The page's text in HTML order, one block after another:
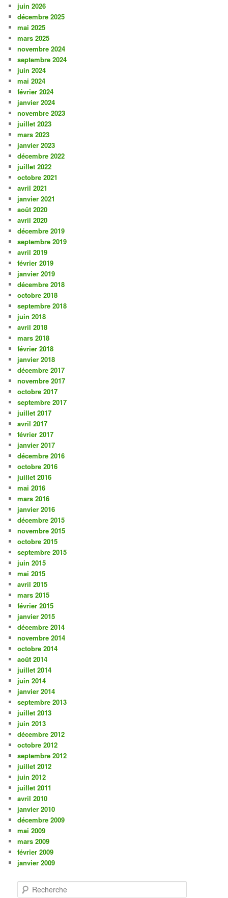
juin 2026
décembre 2025
mai 2025
mars 2025
novembre 2024
septembre 2024
juin 2024
mai 2024
février 2024
janvier 2024
novembre 2023
juillet 2023
mars 2023
janvier 2023
décembre 2022
juillet 2022
octobre 2021
avril 2021
janvier 2021
août 2020
avril 2020
décembre 2019
septembre 2019
avril 2019
février 2019
janvier 2019
décembre 2018
octobre 2018
septembre 2018
juin 2018
avril 2018
mars 2018
février 2018
janvier 2018
décembre 2017
novembre 2017
octobre 2017
septembre 2017
juillet 2017
avril 2017
février 2017
janvier 2017
décembre 2016
octobre 2016
juillet 2016
mai 2016
mars 2016
janvier 2016
décembre 2015
novembre 2015
octobre 2015
septembre 2015
juin 2015
mai 2015
avril 2015
mars 2015
février 2015
janvier 2015
décembre 2014
novembre 2014
octobre 2014
août 2014
juillet 2014
juin 2014
janvier 2014
septembre 2013
juillet 2013
juin 2013
décembre 2012
octobre 2012
septembre 2012
juillet 2012
juin 2012
juillet 2011
avril 2010
janvier 2010
décembre 2009
mai 2009
mars 2009
février 2009
janvier 2009
e